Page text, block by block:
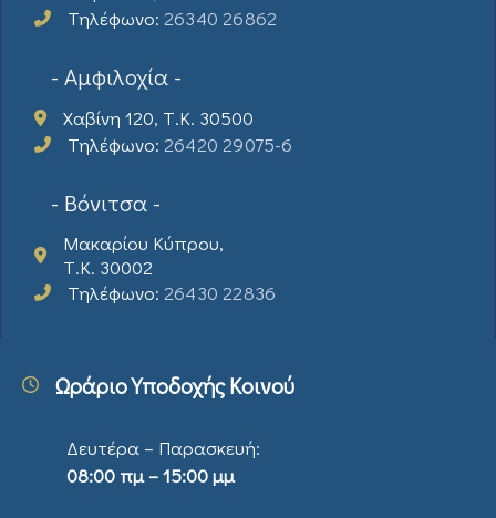
Τηλέφωνο: 26340 26862
- Αμφιλοχία -
Χαβίνη 120, Τ.Κ. 30500
Τηλέφωνο: 26420 29075-6
- Βόνιτσα -
Μακαρίου Κύπρου,
Τ.Κ. 30002
Τηλέφωνο: 26430 22836
Ωράριο Υποδοχής Κοινού
Δευτέρα – Παρασκευή:
08:00 πμ – 15:00 μμ